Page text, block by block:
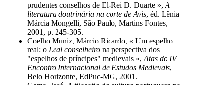
prudentes conselhos de El-Rei D. Duarte », A
literatura doutrinária na corte de Avis, éd. Lênia
Márcia Mongelli, São Paulo, Martins Fontes,
2001, p. 245-305.
Coelho Muniz, Márcio Ricardo, « Um espelho
real: o Leal conselheiro na perspectiva dos
"espelhos de príncipes" medievais », Atas do IV
Encontro Internacional de Estudos Medievais,
Belo Horizonte, EdPuc-MG, 2001.